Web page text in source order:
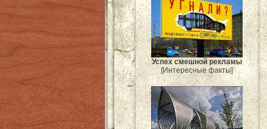
Успех смешной рекламы
[Интересные факты]